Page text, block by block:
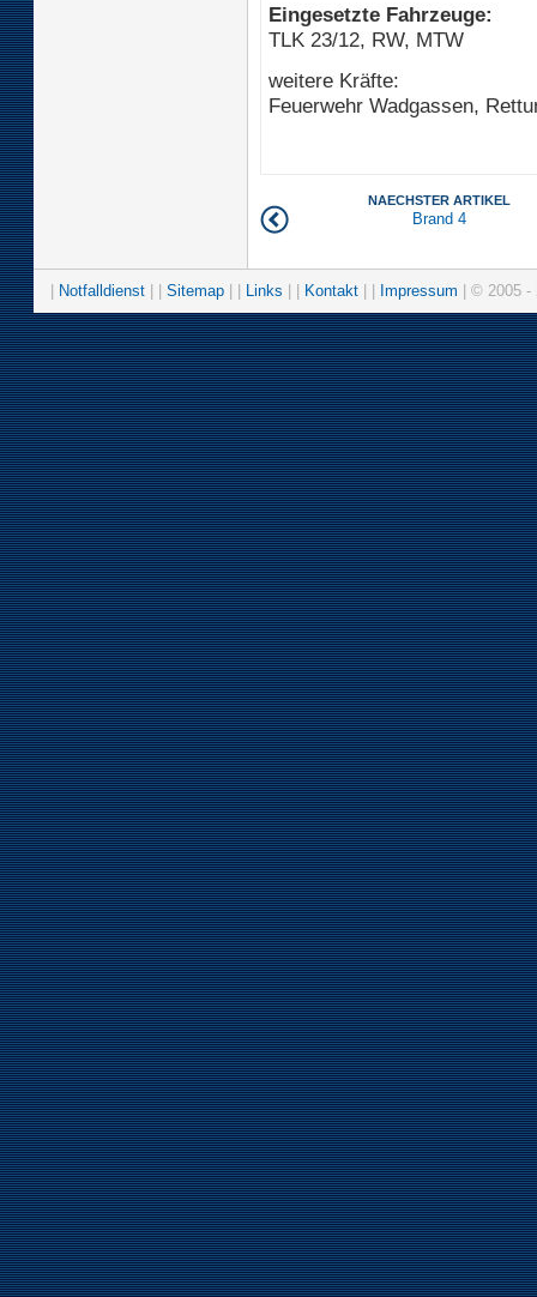
Eingesetzte Fahrzeuge:
TLK 23/12, RW, MTW
weitere Kräfte:
Feuerwehr Wadgassen,
NAECHSTER ARTIKEL
Brand 4
Notfalldienst Sitemap Links Kontakt Impressum | © 2005 -